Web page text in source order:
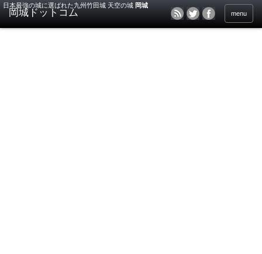
日本最強の城に選ばれた九州竹田城 天空の城 岡城
menu